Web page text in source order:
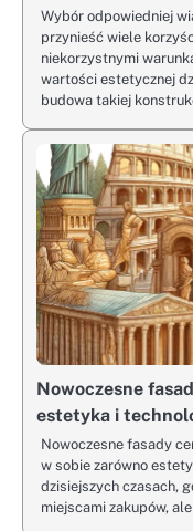
Wybór odpowiedniej
przynieść wiele
niekorzystnymi
wartości estetycznej
budowa takiej
Nowoczesne
estetyka i
Nowoczesne fasady
w sobie zarówno
dzisiejszych czasach,
miejscami zakupów,